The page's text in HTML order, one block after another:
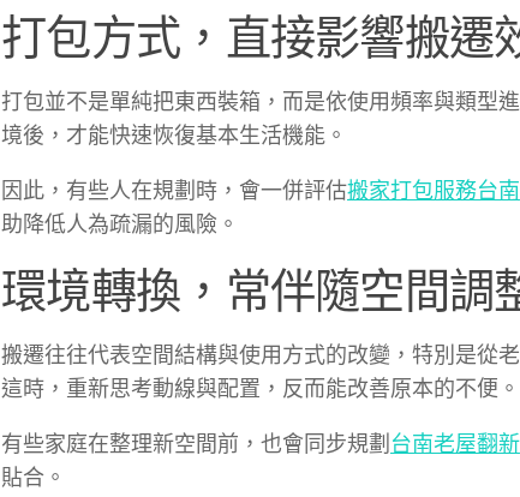
打包方式，直接影響搬遷
打包並不是單純把東西裝箱，而是依使用頻率與類型
境後，才能快速恢復基本生活機能。
因此，有些人在規劃時，會一併評估搬家打包服務台南
助降低人為疏漏的風險。
環境轉換，常伴隨空間調
搬遷往往代表空間結構與使用方式的改變，特別是從
這時，重新思考動線與配置，反而能改善原本的不便。
有些家庭在整理新空間前，也會同步規劃 台南老屋翻新
貼合。